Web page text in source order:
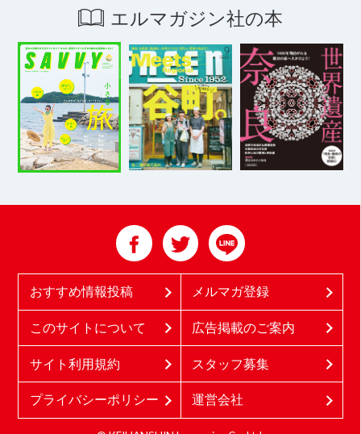
エルマガジン社の本
おすすめ情報投稿 メルマガ登録
このサイトについて 広告掲載のご案内
サイト利用規約 スタッフ募集
プライバシーポリシー 運営会社